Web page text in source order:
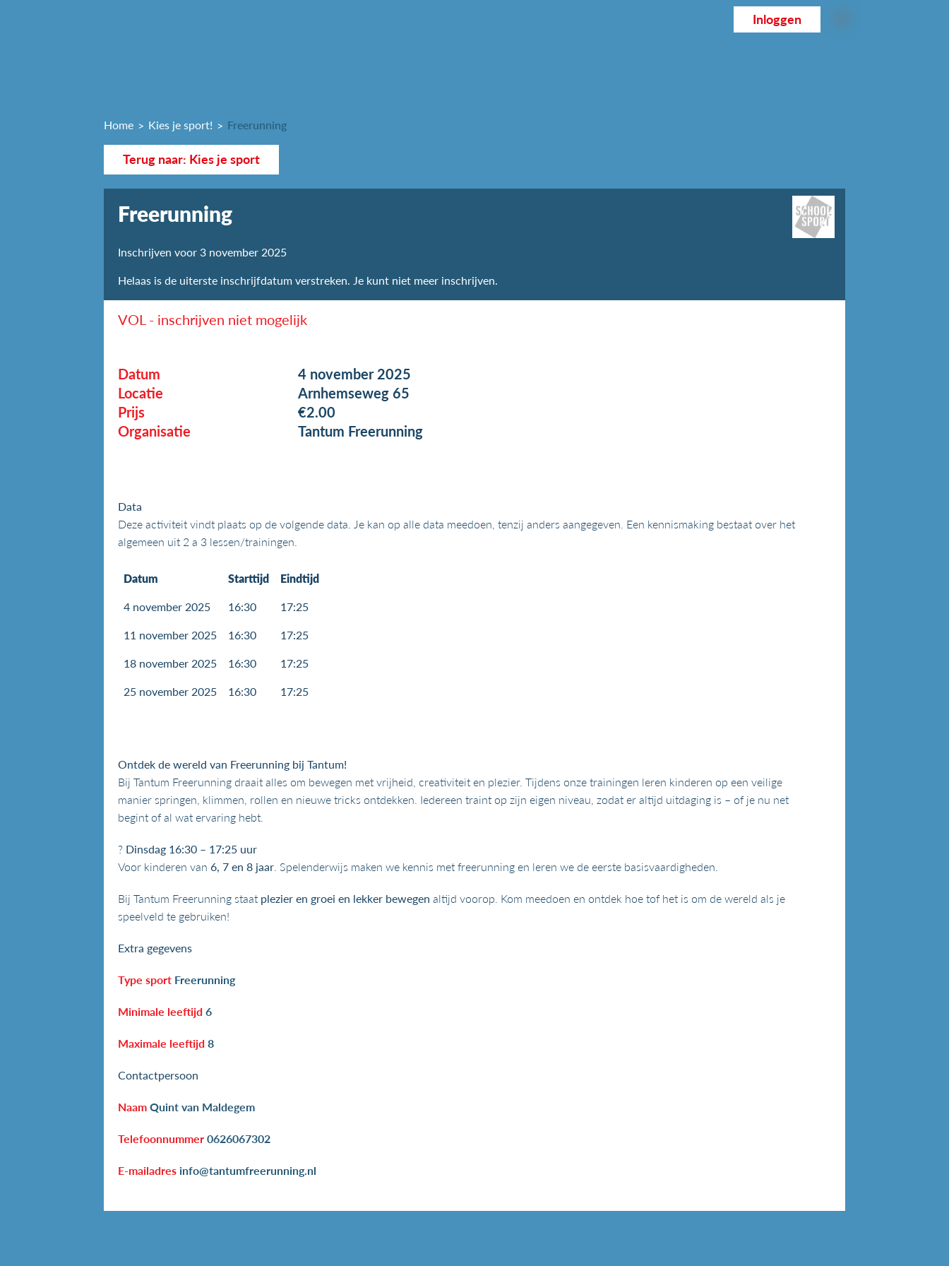
Inloggen
Home Kies je sport! Freerunning
Terug naar: Kies je sport
Freerunning
Inschrijven voor 3 november 2025
Helaas is de uiterste inschrijfdatum verstreken. Je kunt niet meer inschrijven.
VOL - inschrijven niet mogelijk
Datum
4 november 2025
Locatie
Arnhemseweg 65
Prijs
€2.00
Organisatie
Tantum Freerunning
Data
Deze activiteit vindt plaats op de volgende data. Je kan op alle data meedoen, tenzij anders aangegeven. Een kennismaking bestaat over het
algemeen uit 2 a 3 lessen/trainingen.
Datum Starttijd Eindtijd
4 november 2025 16:30 17:25
11 november 2025 16:30 17:25
18 november 2025 16:30 17:25
25 november 2025 16:30 17:25
Ontdek de wereld van Freerunning bij Tantum!
Bij Tantum Freerunning draait alles om bewegen met vrijheid, creativiteit en plezier. Tijdens onze trainingen leren kinderen op een veilige
manier springen, klimmen, rollen en nieuwe tricks ontdekken. Iedereen traint op zijn eigen niveau, zodat er altijd uitdaging is – of je nu net
begint of al wat ervaring hebt.
? Dinsdag 16:30 – 17:25 uur
Voor kinderen van 6, 7 en 8 jaar . Spelenderwijs maken we kennis met freerunning en leren we de eerste basisvaardigheden.
Bij Tantum Freerunning staat plezier en groei en lekker bewegen altijd voorop. Kom meedoen en ontdek hoe tof het is om de wereld als je
speelveld te gebruiken!
Extra gegevens
Type sport Freerunning
Minimale leeftijd 6
Maximale leeftijd 8
Contactpersoon
Naam Quint van Maldegem
Telefoonnummer 0626067302
E-mailadres info@tantumfreerunning.nl